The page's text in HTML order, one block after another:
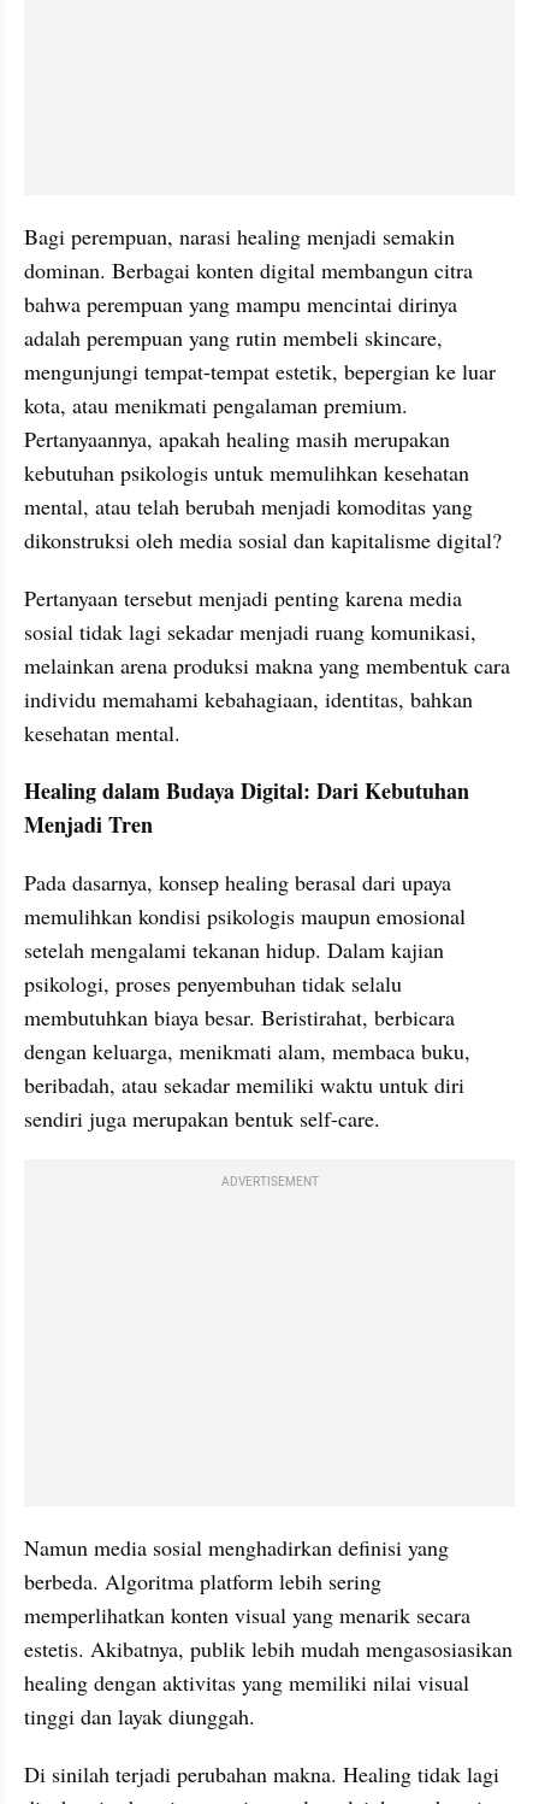
Bagi perempuan, narasi healing menjadi semakin
dominan. Berbagai konten digital membangun citra
bahwa perempuan yang mampu mencintai dirinya
adalah perempuan yang rutin membeli skincare,
mengunjungi tempat-tempat estetik, bepergian ke luar
kota, atau menikmati pengalaman premium.
Pertanyaannya, apakah healing masih merupakan
kebutuhan psikologis untuk memulihkan kesehatan
mental, atau telah berubah menjadi komoditas yang
dikonstruksi oleh media sosial dan kapitalisme digital?
Pertanyaan tersebut menjadi penting karena media
sosial tidak lagi sekadar menjadi ruang komunikasi,
melainkan arena produksi makna yang membentuk cara
individu memahami kebahagiaan, identitas, bahkan
kesehatan mental.
Healing dalam Budaya Digital: Dari Kebutuhan
Menjadi Tren
Pada dasarnya, konsep healing berasal dari upaya
memulihkan kondisi psikologis maupun emosional
setelah mengalami tekanan hidup. Dalam kajian
psikologi, proses penyembuhan tidak selalu
membutuhkan biaya besar. Beristirahat, berbicara
dengan keluarga, menikmati alam, membaca buku,
beribadah, atau sekadar memiliki waktu untuk diri
sendiri juga merupakan bentuk self-care.
ADVERTISEMENT
Namun media sosial menghadirkan definisi yang
berbeda. Algoritma platform lebih sering
memperlihatkan konten visual yang menarik secara
estetis. Akibatnya, publik lebih mudah mengasosiasikan
healing dengan aktivitas yang memiliki nilai visual
tinggi dan layak diunggah.
Di sinilah terjadi perubahan makna. Healing tidak lagi